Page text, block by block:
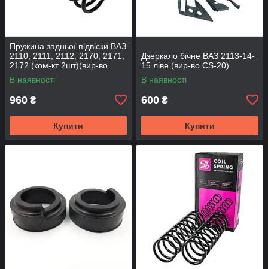
Пружина задньої підвіски ВАЗ
2110, 2111, 2112, 2170, 2171,
2172 (ком-кт 2шт)(вир-во
SKADI)
В наявності
960 ₴
Купити
Дзеркало бічне ВАЗ 2113-14-
15 ліве (вир-во CS-20)
В наявності
600 ₴
Купити